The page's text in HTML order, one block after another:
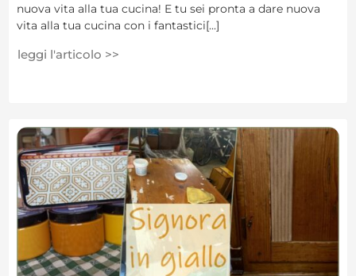
nuova vita alla tua cucina! E tu sei pronta a dare nuova
vita alla tua cucina con i fantastici[...]
leggi l'articolo >>